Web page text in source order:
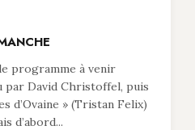
programme à venir
par David Christoffel, puis
d’Ovaine » (Tristan Felix)
d’abord...